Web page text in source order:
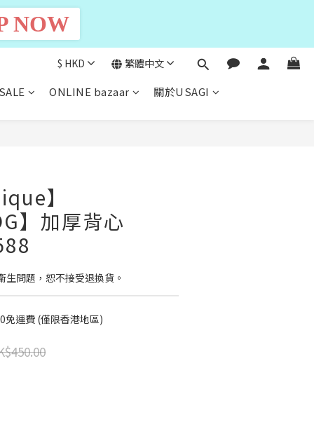
SALE ONLINE bazaar 關於USAGI
$ HKD 繁體中文
】
】加厚背心
生問題，恕不接受退換貨。
免運費 (僅限香港地區)
立即購買
NOW